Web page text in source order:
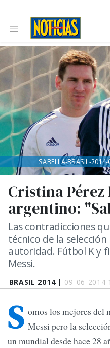
BRASIL 2014 | 09-06-2014
Cristina Pérez
argentino:
Las contradicciones
técnico de la
autoridad. Fútbol K y
Messi.
SABELLA-BRASIL-
S omos los mejores del
Messi pero la
un mundial desde hace 28